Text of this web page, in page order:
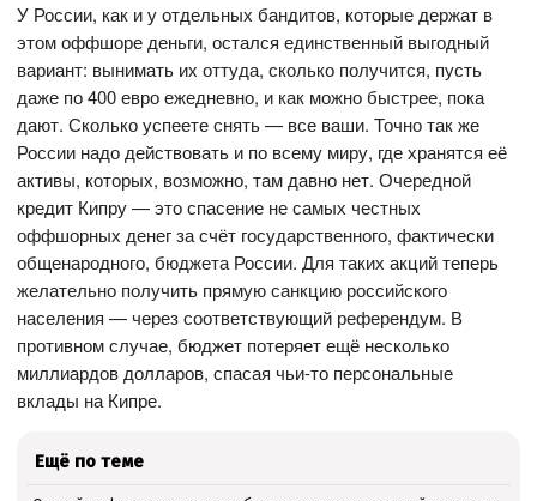
У России, как и у отдельных бандитов, которые держат в
этом оффшоре деньги, остался единственный выгодный
вариант: вынимать их оттуда, сколько получится, пусть
даже по 400 евро ежедневно, и как можно быстрее, пока
дают. Сколько успеете снять — все ваши. Точно так же
России надо действовать и по всему миру, где хранятся её
активы, которых, возможно, там давно нет. Очередной
кредит Кипру — это спасение не самых честных
оффшорных денег за счёт государственного, фактически
общенародного, бюджета России. Для таких акций теперь
желательно получить прямую санкцию российского
населения — через соответствующий референдум. В
противном случае, бюджет потеряет ещё несколько
миллиардов долларов, спасая чьи-то персональные
вклады на Кипре.
Ещё по теме